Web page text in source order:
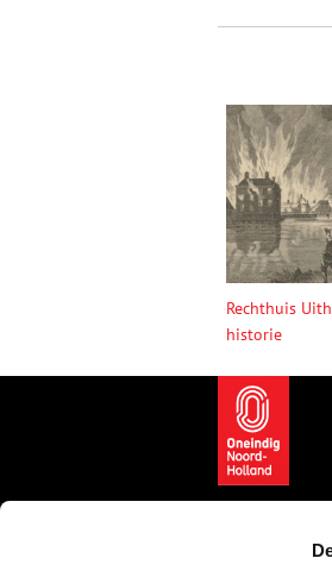
Rechthuis
historie